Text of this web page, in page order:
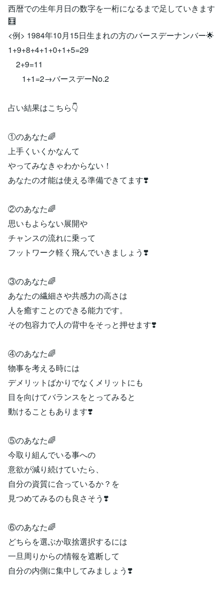
西暦での生年月日の数字を一桁になるまで足していきます
🧮
<例> 1984年10月15日生まれの方のバースデーナンバー🌟
1+9+8+4+1+0+1+5=29
2+9=11
1+1=2→バースデーNo.2
占い結果はこちら👇
①のあなた🌈
上手くいくかなんて
やってみなきゃわからない！
あなたの才能は使える準備できてます❣️
②のあなた🌈
思いもよらない展開や
チャンスの流れに乗って
フットワーク軽く飛んでいきましょう❣️
③のあなた🌈
あなたの繊細さや共感力の高さは
人を癒すことのできる能力です。
その包容力で人の背中をそっと押せます❣️
④のあなた🌈
物事を考える時には
デメリットばかりでなくメリットにも
目を向けてバランスをとってみると
動けることもあります❣️
⑤のあなた🌈
今取り組んでいる事への
意欲が減り続けていたら、
自分の資質に合っているか？を
見つめてみるのも良さそう❣️
⑥のあなた🌈
どちらを選ぶか取捨選択するには
一旦周りからの情報を遮断して
自分の内側に集中してみましょう❣️